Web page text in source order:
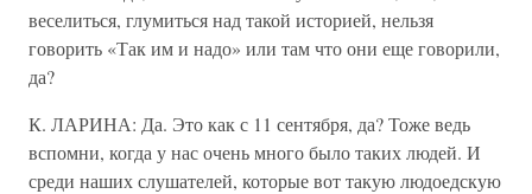
веселиться, глумиться над такой историей, нельзя
говорить «Так им и надо» или там что они еще говорили,
да?
К. ЛАРИНА: Да. Это как с 11 сентября, да? Тоже ведь
вспомни, когда у нас очень много было таких людей. И
среди наших слушателей, которые вот такую людоедскую